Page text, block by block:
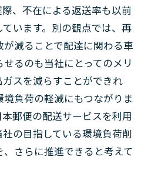
、不在による返送率も以前
ています。別の観点では、再
が減ることで配達に関わる車
るのも当社にとってのメリ
ガスを減らすことができれ
負荷の軽減にもつながりま
郵便の配送サービスを利用
の目指している環境負荷削
さらに推進できると考えて